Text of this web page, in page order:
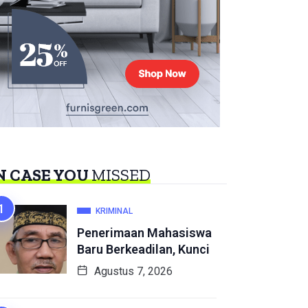
CASE YOUMISSED
KRIMINAL
Penerimaan Mahasiswa
Baru Berkeadilan, Kunci
Agustus 7, 2026